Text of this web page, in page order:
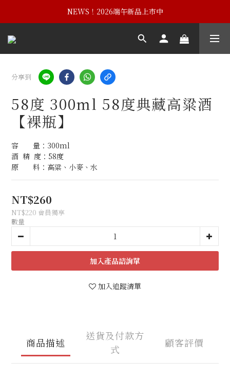
NEWS！黃埔建校102週年紀念酒
NEWS！2026端午新品上市中
NEWS！黃埔建校102週年紀念酒
分享到
58度 300ml 58度典藏高粱酒
【裸瓶】
容　　量：300ml
酒  精  度：58度
原　　料：高粱、小麥、水
NT$260
NT$220 會員獨享
數量
加入追蹤清單
商品描述
送貨及付款方
式
顧客評價